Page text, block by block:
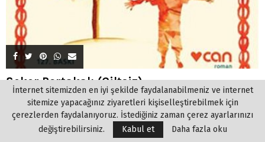
Şeker Portakalı (Ciltsiz)
Şeker Portakalı José Mauro de Vasconcelos, 26 Şubat l920’de, Rio
de Janeiro yakınlarındaki...
İnternet sitemizden en iyi şekilde faydalanabilmeniz ve internet
sitemize yapacağınız ziyaretleri kişiselleştirebilmek için
çerezlerden faydalanıyoruz. İstediğiniz zaman çerez ayarlarınızı
değiştirebilirsiniz.
Kabul et Daha fazla oku